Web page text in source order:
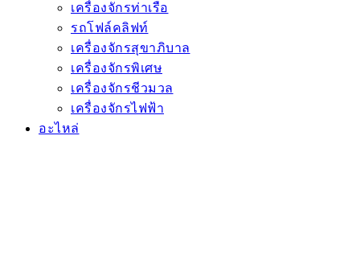
เครื่องจักรท่าเรือ
รถโฟล์คลิฟท์
เครื่องจักรสุขาภิบาล
เครื่องจักรพิเศษ
เครื่องจักรชีวมวล
เครื่องจักรไฟฟ้า
อะไหล่